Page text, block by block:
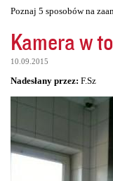
Poznaj 5 sposobów na
Kamera w
10.09.2015
Nadesłany przez: F.Sz